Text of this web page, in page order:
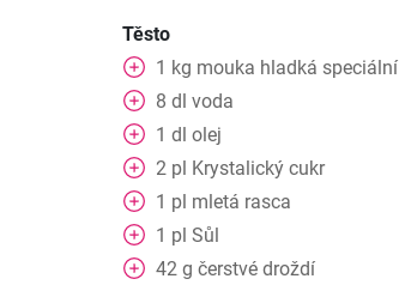
Těsto
1 kg mouka hladká speciální
8 dl voda
1 dl olej
2 pl Krystalický cukr
1 pl mletá rasca
1 pl Sůl
42 g čerstvé droždí